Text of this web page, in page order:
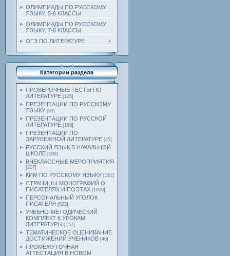
ОЛИМПИАДЫ ПО РУССКОМУ
ЯЗЫКУ. 5-6 КЛАССЫ
ОЛИМПИАДЫ ПО РУССКОМУ
ЯЗЫКУ. 7-8 КЛАССЫ
ОГЭ ПО ЛИТЕРАТУРЕ
Категории раздела
ПРОВЕРОЧНЫЕ ТЕСТЫ ПО
ЛИТЕРАТУРЕ [125]
ПРЕЗЕНТАЦИИ ПО РУССКОМУ
ЯЗЫКУ [93]
ПРЕЗЕНТАЦИИ ПО РУССКОЙ
ЛИТЕРАТУРЕ [189]
ПРЕЗЕНТАЦИИ ПО
ЗАРУБЕЖНОЙ ЛИТЕРАТУРЕ [45]
РУССКИЙ ЯЗЫК В НАЧАЛЬНОЙ
ШКОЛЕ [109]
ВНЕКЛАССНЫЕ МЕРОПРИЯТИЯ
[207]
КИМ ПО РУССКОМУ ЯЗЫКУ [161]
СТРАНИЦЫ МОНОГРАФИЙ О
ПИСАТЕЛЯХ И ПОЭТАХ [1699]
ПЕРСОНАЛЬНЫЙ УГОЛОК
ПИСАТЕЛЯ [523]
УЧЕБНО-МЕТОДИЧЕСКИЙ
КОМПЛЕКТ К УРОКАМ
ЛИТЕРАТУРЫ [157]
ТЕМАТИЧЕСКОЕ ОЦЕНИВАНИЕ
ДОСТИЖЕНИЙ УЧЕНИКОВ [46]
ПРОМЕЖУТОЧНАЯ
АТТЕСТАЦИЯ В НОВОМ